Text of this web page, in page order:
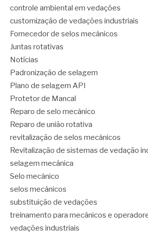
controle ambiental em vedações
customização de vedações industriais
Fornecedor de selos mecânicos
Juntas rotativas
Notícias
Padronização de selagem
Plano de selagem API
Protetor de Mancal
Reparo de selo mecânico
Reparo de união rotativa
revitalização de selos mecânicos
Revitalização de sistemas de vedação
selagem mecânica
Selo mecânico
selos mecânicos
substituição de vedações
treinamento para mecânicos e
vedações industriais